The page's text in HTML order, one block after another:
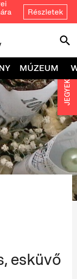
Részletek
MÚZEUM
esküvő
JEGYEK